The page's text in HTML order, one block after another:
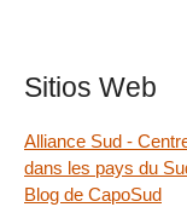
Sitios Web
Alliance Sud -
dans les pays du
Blog de CapoSud